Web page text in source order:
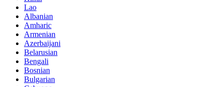
Lao
Albanian
Amharic
Armenian
Azerbaijani
Belarusian
Bengali
Bosnian
Bulgarian